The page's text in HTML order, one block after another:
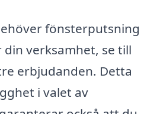
fönsterputsning
verksamhet, se till
erbjudanden. Detta
i valet av